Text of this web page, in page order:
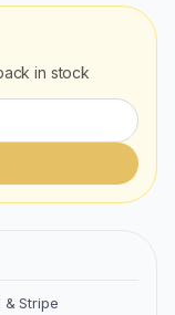
in stock
& Stripe